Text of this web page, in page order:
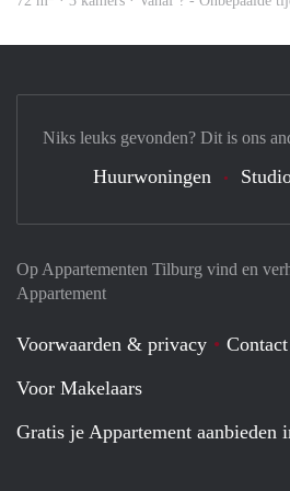
Op Appartementen Tilburg vind en
Appartement
Voorwaarden & privacy Contact
Voor Makelaars
Gratis je Appartement aanbieden
Niks leuks gevonden? Dit is ons
Huurwoningen